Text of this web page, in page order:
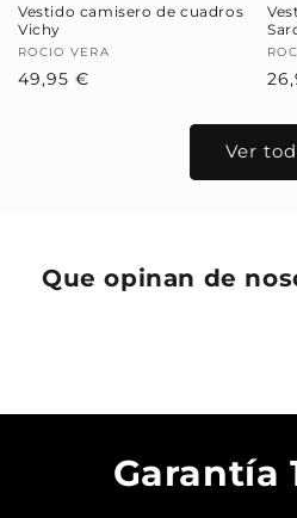
Vestido camisero de cuadros
Vichy
Proveedor:
ROCIO VERA
Precio
49,95 €
Ver
Que opinan de
Garantía